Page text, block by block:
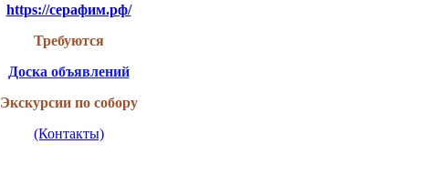
https://серафим.рф/
Требуются
Доска объявлений
Экскурсии по собору
(Контакты)